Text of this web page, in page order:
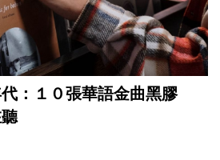
：１０張華語金曲黑膠